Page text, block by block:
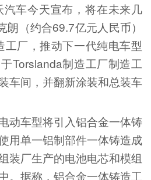
车今天宣布，将在未来几
（约合69.7亿元人民币）
工厂，推动下一代纯电车型
Torslanda制造工厂制造工
车间，并翻新涂装和总装车
动车型将引入铝合金一体铸
用单一铝制部件一体铸造成
装厂生产的电池电芯和模组
。据称，铝合金一体铸造工